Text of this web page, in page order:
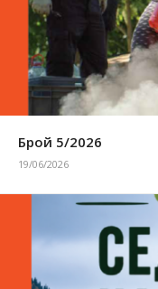
Брой 5/2026
19/06/2026